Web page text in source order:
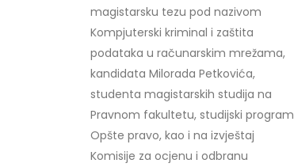
magistarsku tezu pod nazivom
Kompjuterski kriminal i zaštita
podataka u računarskim mrežama,
kandidata Milorada Petkovića,
studenta magistarskih studija na
Pravnom fakultetu, studijski program
Opšte pravo, kao i na izvještaj
Komisije za ocjenu i odbranu